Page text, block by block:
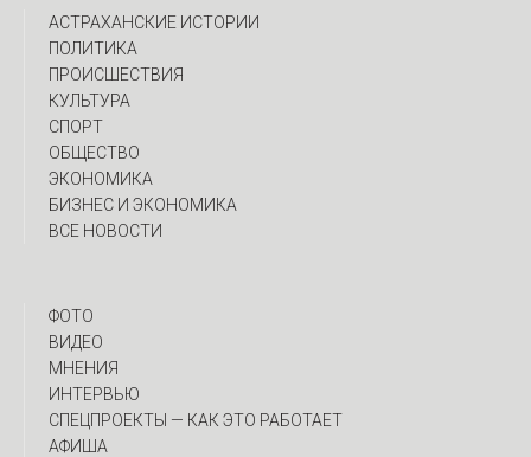
АСТРАХАНСКИЕ ИСТОРИИ
ПОЛИТИКА
ПРОИСШЕСТВИЯ
КУЛЬТУРА
СПОРТ
ОБЩЕСТВО
ЭКОНОМИКА
БИЗНЕС И ЭКОНОМИКА
ВСЕ НОВОСТИ
ФОТО
ВИДЕО
МНЕНИЯ
ИНТЕРВЬЮ
CПЕЦПРОЕКТЫ — КАК ЭТО РАБОТАЕТ
АФИША